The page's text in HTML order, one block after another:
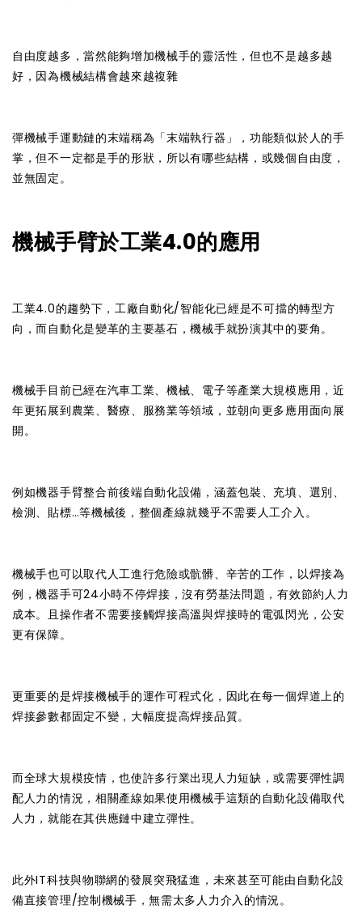
自由度越多，當然能夠增加機械手的靈活性，但也不是越多越
好，因為機械結構會越來越複雜
彈機械手運動鏈的末端稱為「末端執行器」，功能類似於人的手
掌，但不一定都是手的形狀，所以有哪些結構，或幾個自由度，
並無固定。
機械手臂於工業4.0的應用
工業4.0的趨勢下，工廠自動化/智能化已經是不可擋的轉型方
向，而自動化是變革的主要基石，機械手就扮演其中的要角。
機械手目前已經在汽車工業、機械、電子等產業大規模應用，近
年更拓展到農業、醫療、服務業等領域，並朝向更多應用面向展
開。
例如機器手臂整合前後端自動化設備，涵蓋包裝、充填、選別、
檢測、貼標…等機械後，整個產線就幾乎不需要人工介入。
機械手也可以取代人工進行危險或骯髒、辛苦的工作，以焊接為
例，機器手可24小時不停焊接，沒有勞基法問題，有效節約人力
成本。且操作者不需要接觸焊接高溫與焊接時的電弧閃光，公安
更有保障。
更重要的是焊接機械手的運作可程式化，因此在每一個焊道上的
焊接參數都固定不變，大幅度提高焊接品質。
而全球大規模疫情，也使許多行業出現人力短缺，或需要彈性調
配人力的情況，相關產線如果使用機械手這類的自動化設備取代
人力，就能在其供應鏈中建立彈性。
此外IT科技與物聯網的發展突飛猛進，未來甚至可能由自動化設
備直接管理/控制機械手，無需太多人力介入的情況。